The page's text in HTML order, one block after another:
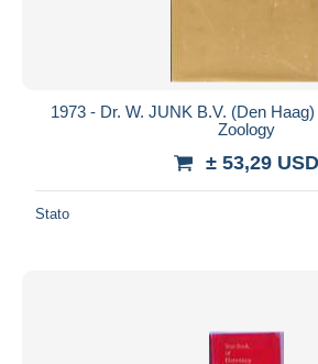
1973 - Dr. W. JUNK B.V. (Den
Zoology
± 53,29 USD
Stato